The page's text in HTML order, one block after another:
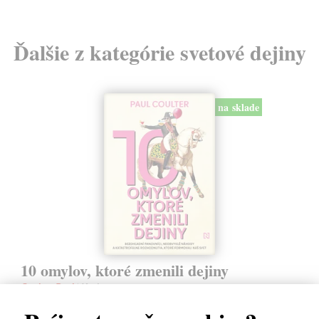
Ďalšie z kategórie svetové dejiny
na sklade
10 omylov, ktoré zmenili dejiny
Coulter Paul| Kniha